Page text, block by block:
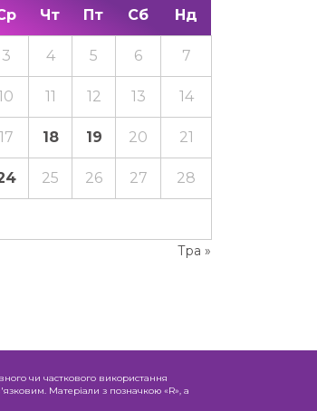
Чт Пт Сб Нд
Тра »
3 4 5 6 7
11 12 13 14
17 18 19 20 21
25 26 27 28
чи часткового використання
Матеріали з позначкою «R», а